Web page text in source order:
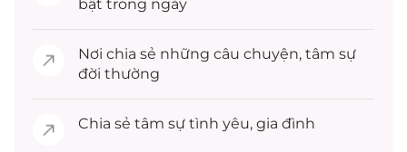
bật trong ngày
Nơi chia sẻ những câu chuyện, tâm sự
đời thường
Chia sẻ tâm sự tình yêu, gia đình